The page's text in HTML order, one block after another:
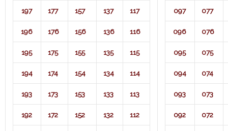
197 177 157 137 117
196 176 156 136 116
195 175 155 135 115
194 174 154 134 114
193 173 153 133 113
192 172 152 132 112
097 077
096 076
095 075
094 074
093 073
092 072